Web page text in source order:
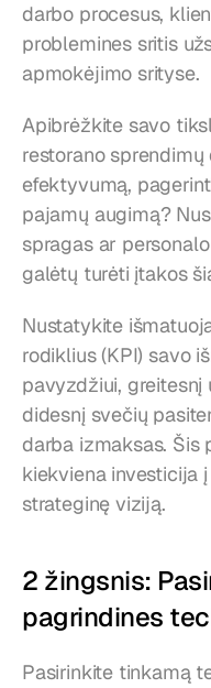
darbo procesus,
problemines sritis
apmokėjimo srityse.
Apibrėžkite savo
restorano
efektyvumą,
pajamų augimą?
spragas ar
galėtų turėti įtakos
Nustatykite
rodiklius (KPI) savo
pavyzdžiui,
didesnį svečių
darba izmaksas. Šis
kiekviena investicija
strateginę viziją.
2 žingsnis:
pagrindines
Pasirinkite tinkamą